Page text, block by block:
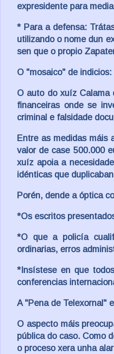
expresidente para
* Para a defensa:
utilizando o nome dun
sen que o propio
O "mosaico" de
O auto do xuíz Calama
financeiras onde se
criminal e falsidade
Entre as medidas máis
valor de case 500.000
xuíz apoia a
idénticas que
Porén, dende a óptica
*Os escritos
*O que a policía
ordinarias, erros
*Insístese en que
conferencias
A "Pena de Telexornal"
O aspecto máis
pública do caso. Como
o proceso xera unha